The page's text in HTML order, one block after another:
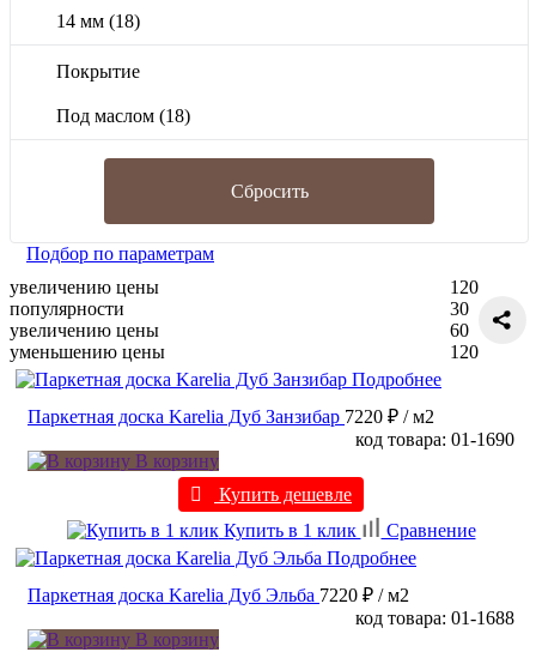
14 мм (18)
Покрытие
Под маслом (18)
Сбросить
Подбор по параметрам
увеличению цены
популярности
увеличению цены
уменьшению цены
120
30
60
120
Подробнее
Паркетная доска Karelia Дуб Занзибар 7220 ₽ / м2
код товара: 01-1690
В корзину
Купить дешевле
Купить в 1 клик
Сравнение
Подробнее
Паркетная доска Karelia Дуб Эльба 7220 ₽ / м2
код товара: 01-1688
В корзину